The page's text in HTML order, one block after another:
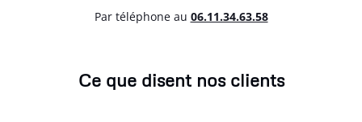
Par téléphone au 06.11.34.63.58
Ce que disent nos clients